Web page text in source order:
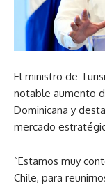
El ministro de
notable aumento
Dominicana y
mercado
“Estamos muy
Chile, para